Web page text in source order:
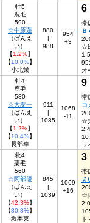
牡5
鹿毛
590
☆中原蓮
（ばんえ
い）
【1.2%】
【10.0%】
小北栄
880
|
988
954
+3
6
帯
Ｂ
☆
オ
牡4
鹿毛
580
☆大友一
（ばんえ
い）
【1.2%】
【10.4%】
長部幸
911
|
1085
1068
-11
9
帯
コ
☆
ラ
牝4
栗毛
560
☆阿部優
（ばんえ
い）
【42.3%】
【80.8%】
坂本東
845
|
1039
1069
+16
3
帯
え
☆
ト